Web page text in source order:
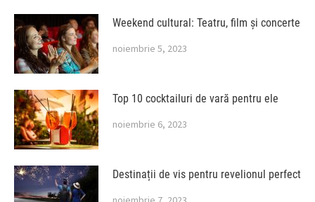
Weekend cultural: Teatru, film și concerte
noiembrie 5, 2023
Top 10 cocktailuri de vară pentru ele
noiembrie 6, 2023
Destinații de vis pentru revelionul perfect